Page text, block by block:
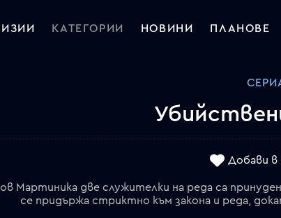
КАТЕГОРИИ НОВИНИ ПЛАНОВЕ
Добави в
Мартиника две служителки на реда са
се придържа стриктно към закона и реда,